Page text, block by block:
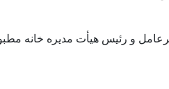
و رئیس هیأت مدیره خانه